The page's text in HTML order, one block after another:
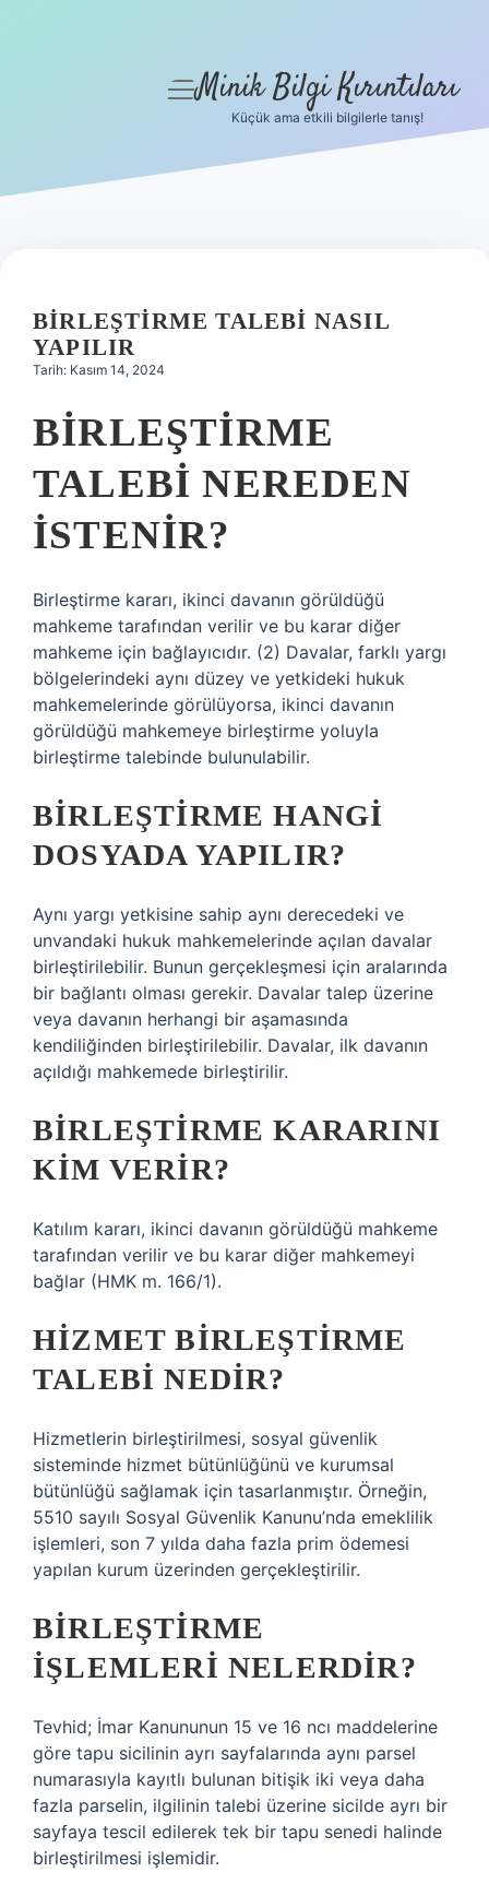
Hakkımızda
menüyü
Minik Bilgi Kırıntıları
Küçük ama etkili bilgilerle tanış!
BIRLEŞTIRME TALEBI NASIL
YAPILIR
Tarih: Kasım 14, 2024
BIRLEŞTIRME
TALEBI NEREDEN
ISTENIR?
Birleştirme kararı, ikinci davanın görüldüğü
mahkeme tarafından verilir ve bu karar diğer
mahkeme için bağlayıcıdır. (2) Davalar, farklı yargı
bölgelerindeki aynı düzey ve yetkideki hukuk
mahkemelerinde görülüyorsa, ikinci davanın
görüldüğü mahkemeye birleştirme yoluyla
birleştirme talebinde bulunulabilir.
BIRLEŞTIRME HANGI
DOSYADA YAPILIR?
Aynı yargı yetkisine sahip aynı derecedeki ve
unvandaki hukuk mahkemelerinde açılan davalar
birleştirilebilir. Bunun gerçekleşmesi için aralarında
bir bağlantı olması gerekir. Davalar talep üzerine
veya davanın herhangi bir aşamasında
kendiliğinden birleştirilebilir. Davalar, ilk davanın
açıldığı mahkemede birleştirilir.
BIRLEŞTIRME KARARINI
KIM VERIR?
Katılım kararı, ikinci davanın görüldüğü mahkeme
tarafından verilir ve bu karar diğer mahkemeyi
bağlar (HMK m. 166/1).
HIZMET BIRLEŞTIRME
TALEBI NEDIR?
Hizmetlerin birleştirilmesi, sosyal güvenlik
sisteminde hizmet bütünlüğünü ve kurumsal
bütünlüğü sağlamak için tasarlanmıştır. Örneğin,
5510 sayılı Sosyal Güvenlik Kanunu’nda emeklilik
işlemleri, son 7 yılda daha fazla prim ödemesi
yapılan kurum üzerinden gerçekleştirilir.
BIRLEŞTIRME
IŞLEMLERI NELERDIR?
Tevhid; İmar Kanununun 15 ve 16 ncı maddelerine
göre tapu sicilinin ayrı sayfalarında aynı parsel
numarasıyla kayıtlı bulunan bitişik iki veya daha
fazla parselin, ilgilinin talebi üzerine sicilde ayrı bir
sayfaya tescil edilerek tek bir tapu senedi halinde
birleştirilmesi işlemidir.